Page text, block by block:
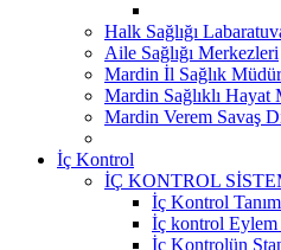
Halk Sağlığı
Aile Sağlığı Merkezleri
Mardin İl Sağlık
Mardin Sağlıklı Hayat
Mardin Verem Savaş
İç Kontrol
İÇ KONTROL
İç Kontrol
İç kontrol Eylem
İç Kontrolün